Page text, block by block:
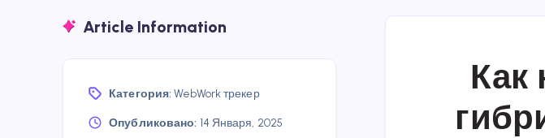
Как
Article Information
Категория: WebWork трекер
Опубликовано: 14 Января, 2025